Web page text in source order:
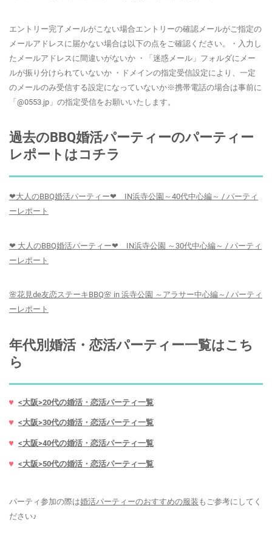
エントリー完了メールがこない場合エントリーの確認メールがご指定の
メールアドレスに届かない場合は以下の点をご確認ください。・入力し
たメールアドレスに間違いがないか ・「迷惑メール」フォルダにメー
ルが振り分けられていないか ・ドメインの指定受信設定により、一定
のメールのみ受信する設定になっていないか※携帯電話の場合は事前に
「@0553.jp」の指定受信をお願いいたします。
過去のBBQ婚活パーティーのパーティー
レポートはコチラ
❤大人のBBQ婚活パーティー❤ IN浜寺公園～40代中心編～ / パーティ
ーレポート
❤ 大人のBBQ婚活パーティー❤ IN浜寺公園 ～30代中心編～ / パーティ
ーレポート
🌸花見de友恋ステーキBBQ🌸 in 浜寺公園 ～アラサー中心編～/ パーティ
ーレポート
年代別婚活・恋活パーティー一覧はこち
ら
<大阪>20代の婚活・恋活パーティ一覧
<大阪>30代の婚活・恋活パーティ一覧
<大阪>40代の婚活・恋活パーティ一覧
<大阪>50代の婚活・恋活パーティ一覧
パーティ参加の際は婚活パーティーのおすすめの服装 もご参考にしてく
ださい♪